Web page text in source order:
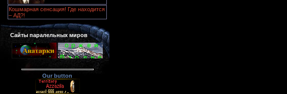
Кошмарная сенсация! Где находится
– АД?!
Сайты паралельных миров
Our button